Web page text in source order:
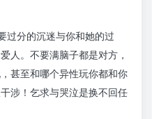
过分的沉迷与你和她的过
人。不要满脑子都是对方，
甚至和哪个异性玩你都和你
涉！乞求与哭泣是换不回任